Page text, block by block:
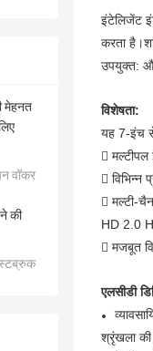
मेहनत
वॉकर
की
इंटेलिजेंट
करता
उपयुक्त:
विशेषता:
यह 7-इंच
 मल्टीपल

 मल्टी-
HD 2.0
 मजबूत
एलसीडी
श्रृंखला की